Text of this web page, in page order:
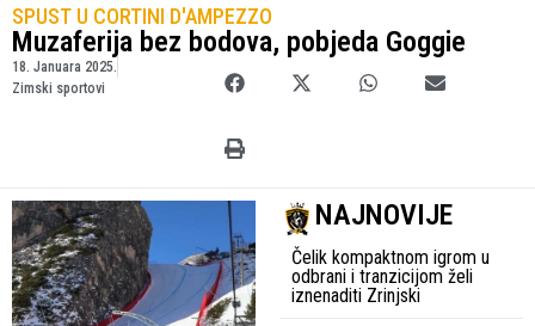
SPUST U CORTINI D'AMPEZZO
Muzaferija bez bodova, pobjeda Goggie
18. Januara 2025.
Zimski sportovi
NAJNOVIJE
Čelik kompaktnom igrom u
odbrani i tranzicijom želi
iznenaditi Zrinjski